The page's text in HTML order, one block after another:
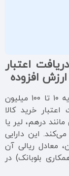
اعتبار
افزوده
یکی از مدل‌های نوین سرمایه‌گذاری با سرمایه ۱۰ تا ۱۰۰ میلیون
خرید کالا
درهم، لیر یا
این دارایی
معادل ریالی آن
بلوبانک) در